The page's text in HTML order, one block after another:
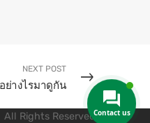
NEXT POST
ย่างไรมาดูกัน
All Rights Reserved.Contact us